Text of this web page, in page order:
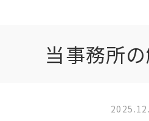
当事務所